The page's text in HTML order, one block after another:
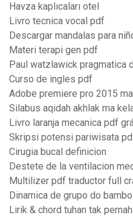
Havza kaplıcaları otel
Livro tecnica vocal pdf
Descargar mandalas para
Materi terapi gen pdf
Paul watzlawick pragmatica
Curso de ingles pdf
Adobe premiere pro 2015
Silabus aqidah akhlak ma
Livro laranja mecanica pdf
Skripsi potensi pariwisata
Cirugia bucal definicion
Destete de la ventilacion
Multilizer pdf traductor full
Dinamica de grupo do
Lirik & chord tuhan tak